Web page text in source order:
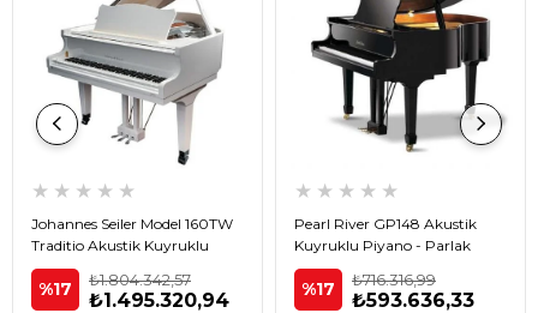
★ ★ ★ ★ ★
Johannes Seiler Model 160TW
Traditio Akustik Kuyruklu
Piyano - Beyaz
%17 ₺1.495.320,94
₺1.804.342,57
★ ★ ★ ★ ★
Pearl River GP148 Akustik
Kuyruklu Piyano - Parlak
Siyah
%17 ₺593.636,33
₺716.316,99